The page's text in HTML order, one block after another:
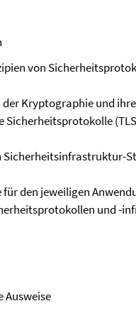
von
Kryptographie und
den jeweiligen
und -